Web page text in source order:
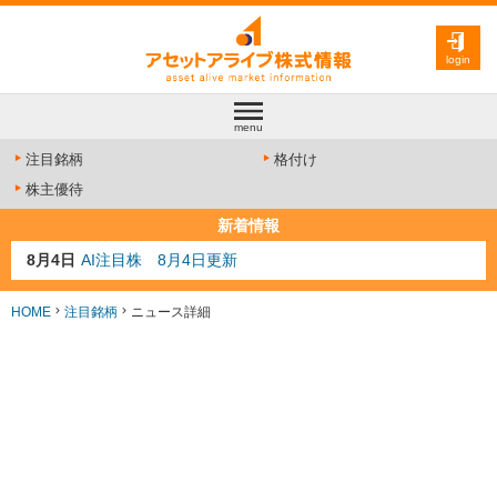
login
menu
注目銘柄
格付け
株主優待
新着情報
8月4日 AI注目株 8月4日更新
8月3日 人気業種注目株 8月3日更新
8月2日 金融注目株 8月2日更新
HOME 注目銘柄 ニュース詳細